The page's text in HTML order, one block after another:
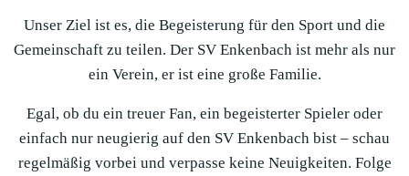
Unser Ziel ist es, die Begeisterung für den Sport und die
Gemeinschaft zu teilen. Der SV Enkenbach ist mehr als nur
ein Verein, er ist eine große Familie.
Egal, ob du ein treuer Fan, ein begeisterter Spieler oder
einfach nur neugierig auf den SV Enkenbach bist – schau
regelmäßig vorbei und verpasse keine Neuigkeiten. Folge